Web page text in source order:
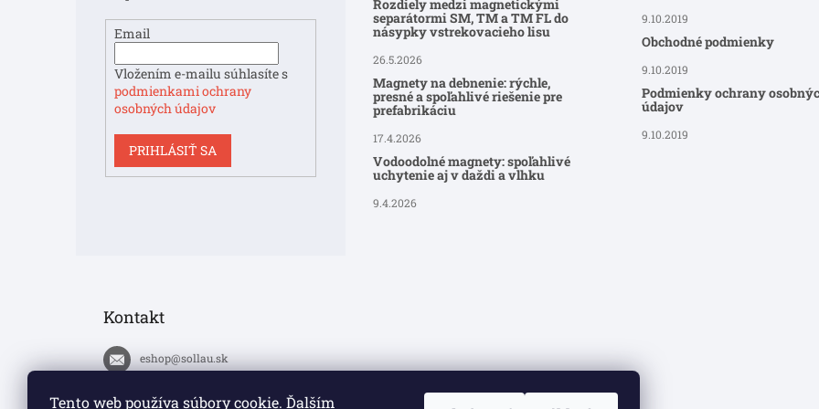
Tento web používa súbory cookie. Ďalším
Email
Vložením e-mailu súhlasíte s
podmienkami ochrany
osobných údajov
PRIHLÁSIŤ SA
Rozdiely medzi magnetickými
separátormi SM, TM a TM FL do
násypky vstrekovacieho lisu
26.5.2026
Magnety na debnenie: rýchle,
presné a spoľahlivé riešenie pre
prefabrikáciu
17.4.2026
Vodoodolné magnety: spoľahlivé
uchytenie aj v daždi a vlhku
9.4.2026
9.10.2019
Obchodné podmienky
9.10.2019
Podmienky ochrany
údajov
9.10.2019
Kontakt
eshop@sollau.sk
+420 778 110 059